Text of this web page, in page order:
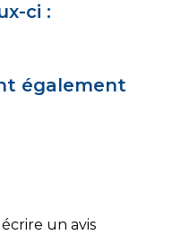
ci :
également
un avis